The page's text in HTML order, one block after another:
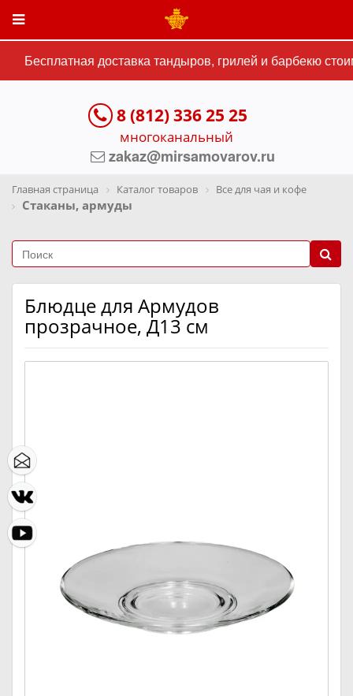
Бесплатная доставка тандыров, грилей и барбекю
8 (812) 336 25 25
многоканальный
zakaz@mirsamovarov.ru
Главная страница Каталог товаров Все для чая и кофе
Стаканы, армуды
Блюдце для Армудов
прозрачное, Д13 см